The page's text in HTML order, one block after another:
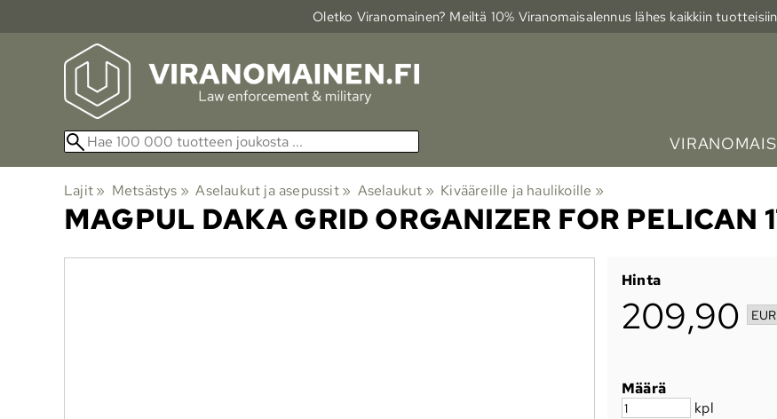
Oletko Viranomainen? Meiltä 10% Viranomais­alennus lähes kaikkiin
Lajit‪» Metsästys ‪» Aselaukut ja asepussit ‪» Aselaukut ‪» Kivääreille ja haulikoille ‪»
MAGPUL DAKA GRID ORGANIZER FOR PELICAN
Hinta
209,90
Määrä
kpl